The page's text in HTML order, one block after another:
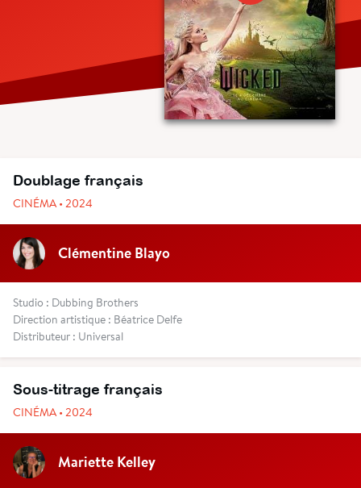
Doublage français
CINÉMA • 2024
Clémentine Blayo
Studio : Dubbing Brothers
Direction artistique : Béatrice Delfe
Distributeur : Universal
Sous-titrage français
CINÉMA • 2024
Mariette Kelley